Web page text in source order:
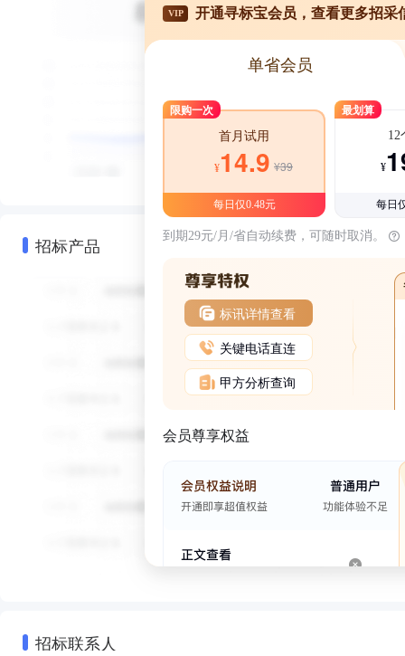
招标产品
VIP 开通寻标宝会员，查看更多招采
单省会员
限购一次
首月试用
¥14.9 ¥39
每日仅0.48元
最划算
12
¥
每日
到期29元/月/省自动续费，可随时取消。
标讯详情查看
关键电话直连
甲方分析查询
会员尊享权益
招标联系人